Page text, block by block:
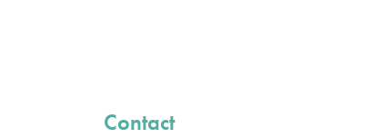
Contact